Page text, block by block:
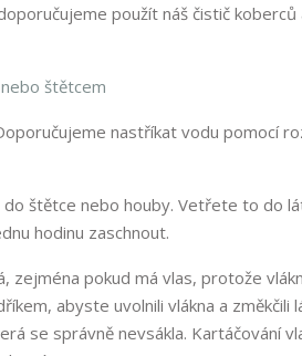
použít náš čistič
štětcem
nastříkat vodu pomocí
štětce nebo houby. Vetřete to do
hodinu zaschnout.
zejména pokud má vlas, protože
abyste uvolnili vlákna a
se správně nevsákla. Kartáčování